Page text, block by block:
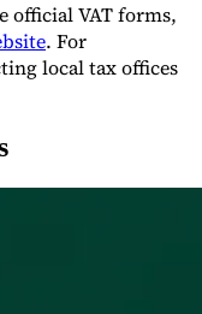
official VAT forms,
. For
local tax offices